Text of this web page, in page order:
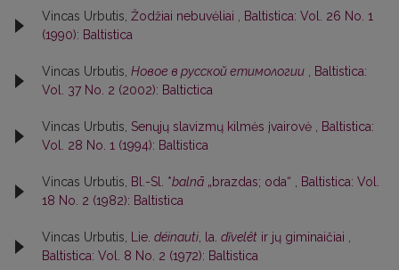
Vincas Urbutis, Žodžiai nebuvėliai , Baltistica: Vol. 26 No. 1
(1990): Baltistica
Vincas Urbutis, Новое в русской етимологии , Baltistica:
Vol. 37 No. 2 (2002): Baltictica
Vincas Urbutis, Senųjų slavizmų kilmės įvairovė , Baltistica:
Vol. 28 No. 1 (1994): Baltistica
Vincas Urbutis, Bl.-Sl. *balnā „brazdas; oda“ , Baltistica: Vol.
18 No. 2 (1982): Baltistica
Vincas Urbutis, Lie. déinauti, la. dĩvelêt ir jų giminaičiai ,
Baltistica: Vol. 8 No. 2 (1972): Baltistica